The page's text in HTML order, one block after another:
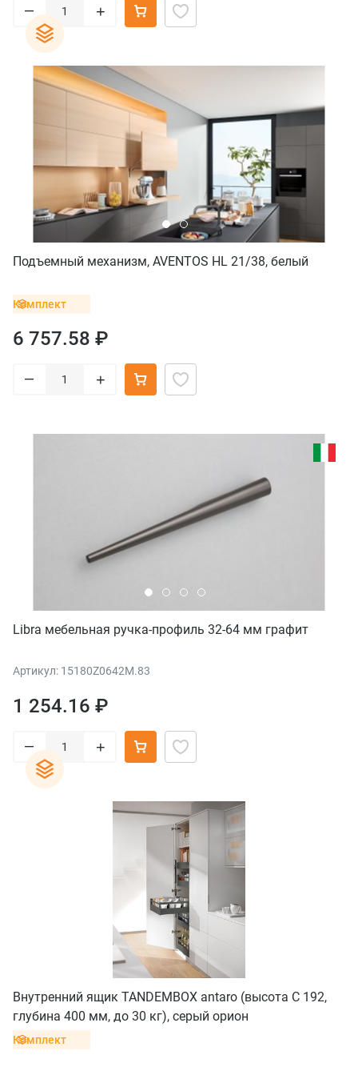
– +
Подъемный механизм, AVENTOS HL 21/38, белый
Комплект
6 757.58 ₽
– +
Libra мебельная ручка-профиль 32-64 мм графит
Артикул: 15180Z0642M.83
1 254.16 ₽
– +
Внутренний ящик TANDEMBOX antaro (высота C 192,
глубина 400 мм, до 30 кг), серый орион
Комплект